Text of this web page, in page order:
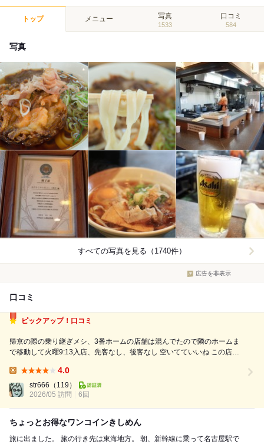
トップ メニュー 写真
1533
口コミ
584
写真
すべての写真を見る（1740件）
広告を非表示
口コミ
ピックアップ！口コミ
帰京の際の乗り継ぎメシ、3番ホームの店舗は混んでたので隣のホームま
で移動して火曜9:13入店、先客なし、後客なし 空いてていいね この店舗
思うが(？)俺にとってはこの店舗がそれである 『冷しきしめん(500円)麺
特盛(...
4.0
str666 （119）
2026/05 訪問
6回
ちょっとお得なワンコインきしめん
旅に出ました。 旅の行き先は東海地方。 朝、新幹線に乗って名古屋駅で